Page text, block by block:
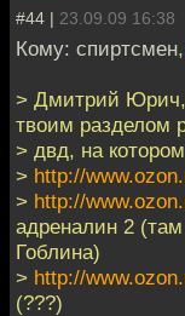
#44 | 23.09.09 16:38
Кому: спиртсмен,
> Дмитрий Юрич,
твоим разделом
> двд, на
> http://
> http://
адреналин 2
Гоблина)
> http://
(???)